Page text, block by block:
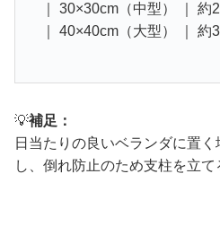
｜ 30×30cm（中型） ｜ 約
｜ 40×40cm（大型） ｜ 約
💡補足：
日当たりの良いベランダに置
し、倒れ防止のため支柱を立て